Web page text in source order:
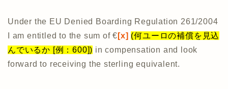
Under the EU Denied Boarding Regulation 261/2004
I am entitled to the sum of € [x] (何ユーロの補償を見込
んでいるか [例：600]) in compensation and look
forward to receiving the sterling equivalent.